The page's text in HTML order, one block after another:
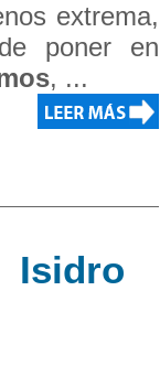
extrema,
poner en
, ...
Isidro